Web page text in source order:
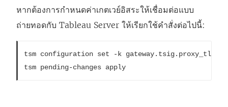
หากต้องการกำหนดค่าเกตเวย์อิสระให้เชื่อมต่อแบบ
ถ่ายทอดกับ Tableau Server ให้เรียกใช้คำสั่งต่อไปนี้:
tsm configuration set -k
tsm pending-changes apply